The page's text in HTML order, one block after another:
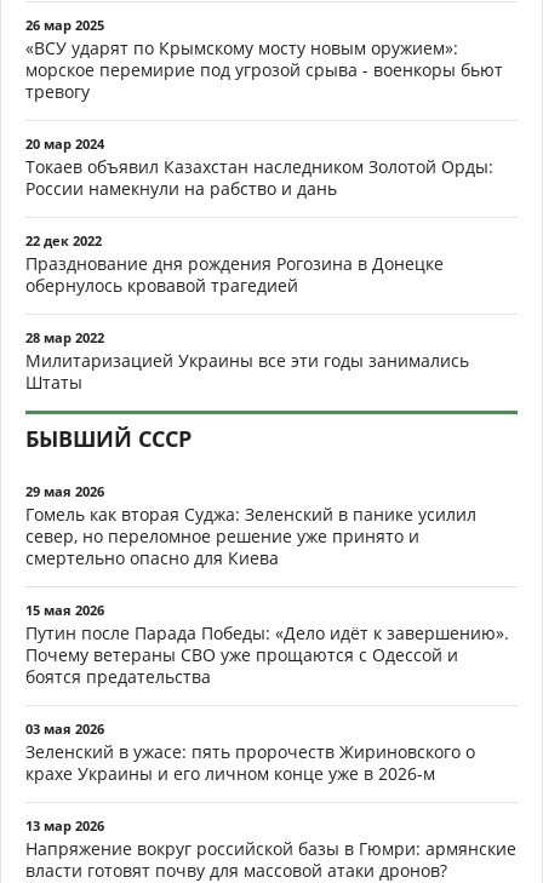
26 мар 2025
«ВСУ ударят по Крымскому мосту новым оружием»:
морское перемирие под угрозой срыва - военкоры бьют
тревогу
20 мар 2024
Токаев объявил Казахстан наследником Золотой Орды:
России намекнули на рабство и дань
22 дек 2022
Празднование дня рождения Рогозина в Донецке
обернулось кровавой трагедией
28 мар 2022
Милитаризацией Украины все эти годы занимались
Штаты
БЫВШИЙ СССР
29 мая 2026
Гомель как вторая Суджа: Зеленский в панике усилил
север, но переломное решение уже принято и
смертельно опасно для Киева
15 мая 2026
Путин после Парада Победы: «Дело идёт к завершению».
Почему ветераны СВО уже прощаются с Одессой и
боятся предательства
03 мая 2026
Зеленский в ужасе: пять пророчеств Жириновского о
крахе Украины и его личном конце уже в 2026-м
13 мар 2026
Напряжение вокруг российской базы в Гюмри: армянские
власти готовят почву для массовой атаки дронов?